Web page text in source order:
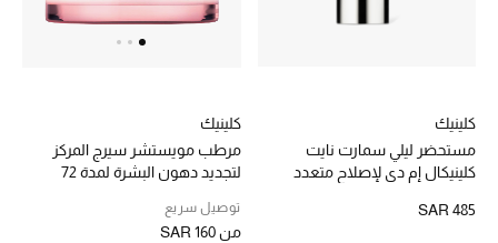
صُممت للرجال
كلينيك
مستحضر ليلي سمارت نايت
كلينيكال إم دي لإصلاح متعدد
SAR 485
كلينيك
مرطب مويستشر سيرج المركز
لتجديد دهون البشرة لمدة 72
توصيل سريع
من SAR 160